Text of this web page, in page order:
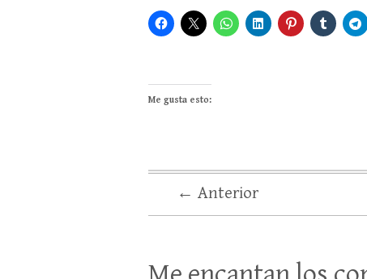
Me gusta esto:
← Anterior